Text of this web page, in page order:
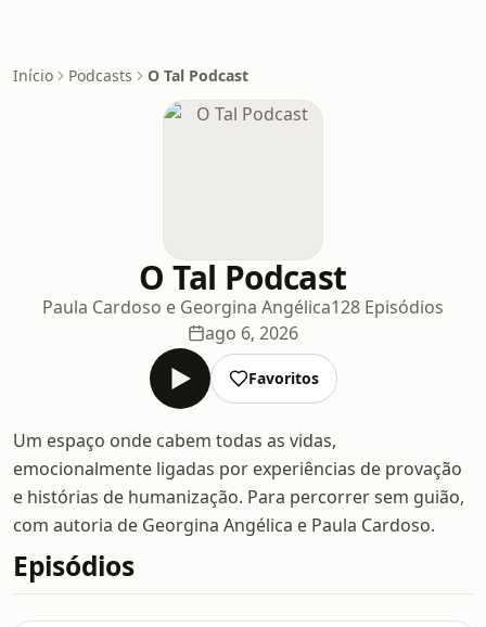
Início Podcasts O Tal Podcast
O Tal Podcast
Paula Cardoso e Georgina Angélica128 Episódios
ago 6, 2026
Favoritos
Um espaço onde cabem todas as vidas,
emocionalmente ligadas por experiências de provação
e histórias de humanização. Para percorrer sem guião,
com autoria de Georgina Angélica e Paula Cardoso.
Episódios